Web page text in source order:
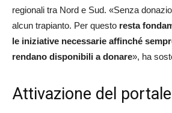
regionali tra Nord e Sud. «Senza
alcun trapianto. Per questo resta
le iniziative necessarie affinché
rendano disponibili a donare», ha
Attivazione del